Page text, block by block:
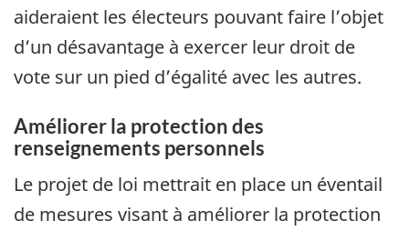
aideraient les électeurs pouvant faire l’objet
d’un désavantage à exercer leur droit de
vote sur un pied d’égalité avec les autres.
Améliorer la protection des
renseignements personnels
Le projet de loi mettrait en place un éventail
de mesures visant à améliorer la protection